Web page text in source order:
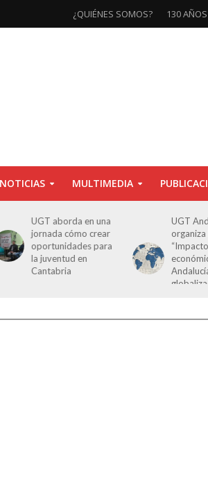
¿QUIÉNES SOMOS? 130
NOTICIAS MULTIMEDIA
UGT aborda en una
jornada cómo crear
oportunidades para
la juventud en
Cantabria
UGT